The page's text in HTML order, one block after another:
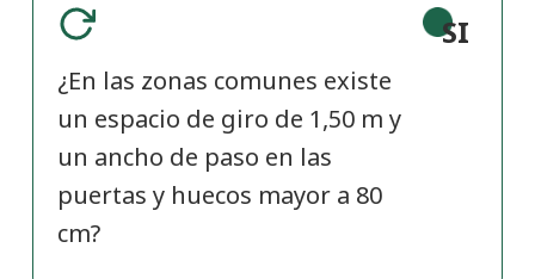
¿En las zonas comunes existe
un espacio de giro de 1,50 m y
un ancho de paso en las
puertas y huecos mayor a 80
cm?
SI